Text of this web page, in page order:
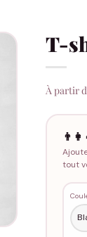
T-
À partir
tout